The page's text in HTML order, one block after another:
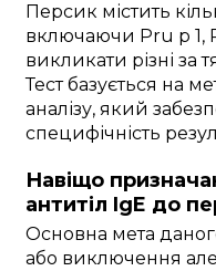
Персик містить
включаючи Pru p 1,
викликати різні за
Тест базується на
аналізу, який
специфічність
Навіщо
антитіл IgE до
Основна мета
або виключення